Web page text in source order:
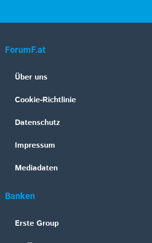
ForumF.at
Über uns
Cookie-Richtlinie
Datenschutz
Impressum
Mediadaten
Banken
Erste Group